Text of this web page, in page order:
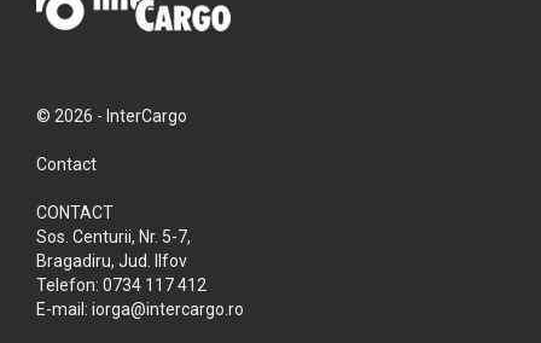
© 2026 - InterCargo
Contact
CONTACT
Sos. Centurii, Nr. 5-7,
Bragadiru, Jud. Ilfov
Telefon: 0734 117 412
E-mail: iorga@intercargo.ro